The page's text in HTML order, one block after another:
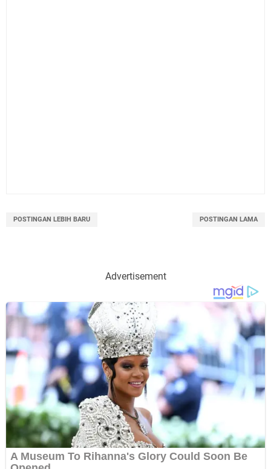
POSTINGAN LEBIH BARU POSTINGAN LAMA
Advertisement